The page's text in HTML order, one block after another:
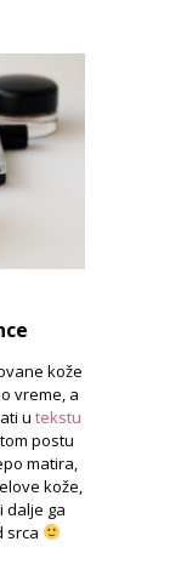
kože
vreme, a
u tekstu
postu
matira,
kože,
dalje ga
srca